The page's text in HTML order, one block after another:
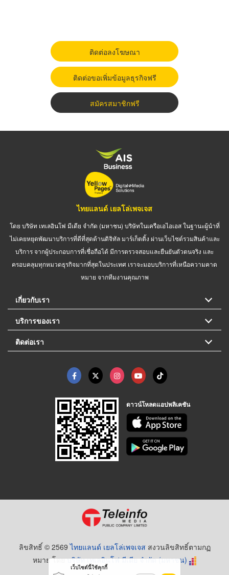
ติดต่อลงโฆษณา
ติดต่อขอเพิ่มข้อมูลธุรกิจฟรี
สมัครสมาชิกฟรี
ไทยแลนด์ เยลโล่เพจเจส
โดย บริษัท เทเลอินโฟ มีเดีย จำกัด (มหาชน) บริษัทในเครือเอไอเอส ในฐานะผู้นำที่
ไม่เคยหยุดพัฒนาบริการที่ดีที่สุดด้านดิจิทัล มาร์เก็ตติ้ง ผ่านเว็บไซต์รวมสินค้าและ
บริการ จากผู้ประกอบการที่เชื่อถือได้ มีการตรวจสอบและยืนยันตัวตนจริง และ
ครอบคลุมทุกหมวดธุรกิจมากที่สุดในประเทศ เราจะมอบบริการที่เหนือความคาด
หมาย จากทีมงานคุณภาพ
เกี่ยวกับเรา
บริการของเรา
ติดต่อเรา
ดาวน์โหลดแอปพลิเคชัน
ลิขสิทธิ์ © 2569ไทยแลนด์ เยลโล่เพจเจส สงวนลิขสิทธิ์ตามกฏ
หมาย โดยบริษัท เทเลอินโฟ มีเดีย จำกัด (มหาชน)
เว็บไซต์นี้ใช้คุกกี้